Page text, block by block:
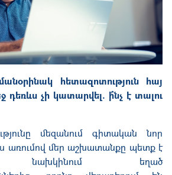
հետազոտություն հայ
դեռևս չի կատարվել. ի՞նչ է տալու
մեզանում գիտական նոր
առումով մեր աշխատանքը պետք է
նախկինում եղած